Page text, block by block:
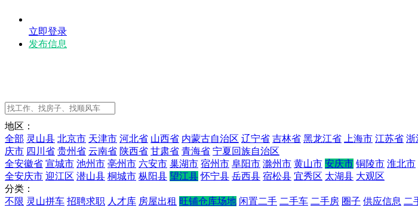
立即登录
发布信息
地区：
全部 灵山县 北京市 天津市 河北省 山西省 内蒙古自治区 辽宁省 吉林省 黑龙江省 上海市 江苏省 浙
庆市 四川省 贵州省 云南省 陕西省 甘肃省 青海省 宁夏回族自治区
全安徽省 宣城市 池州市 亳州市 六安市 巢湖市 宿州市 阜阳市 滁州市 黄山市 安庆市 铜陵市 淮北市
全安庆市 迎江区 潜山县 桐城市 枞阳县 望江县 怀宁县 岳西县 宿松县 宜秀区 太湖县 大观区
分类：
不限 灵山拼车 招聘求职 人才库 房屋出租 旺铺仓库场地 闲置二手 二手车 二手房 圈子 供应信息 二